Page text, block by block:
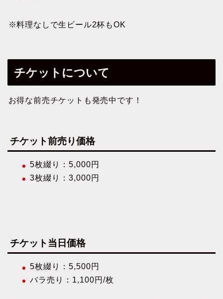
※料理なしで生ビール2杯もOK
チケットについて
お得な前売チケットも発売中です！
チケット前売り価格
5枚綴り：5,000円
3枚綴り：3,000円
チケット当日価格
5枚綴り：5,500円
バラ売り：1,100円/枚